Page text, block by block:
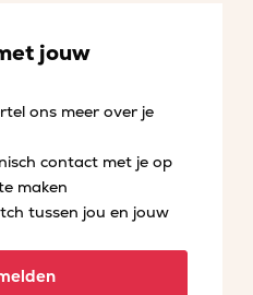
jouw
ons meer over je
contact met je op
maken
tussen jou en jouw